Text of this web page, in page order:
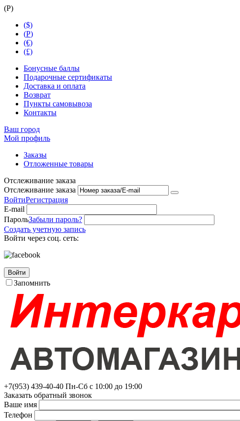
(Р)
($)
(Р)
(€)
(£)
Бонусные баллы
Подарочные сертификаты
Доставка и оплата
Возврат
Пункты самовывоза
Контакты
Ваш город
Мой профиль
Заказы
Отложенные товары
Отслеживание заказа
Отслеживание заказа
ВойтиРегистрация
E-mail
ПарольЗабыли пароль?
Создать учетную запись
Войти через соц. сеть:
Войти
Запомнить
+7(953) 439-40-40 Пн-Сб с 10:00 до 19:00
Заказать обратный звонок
Ваше имя
Телефон